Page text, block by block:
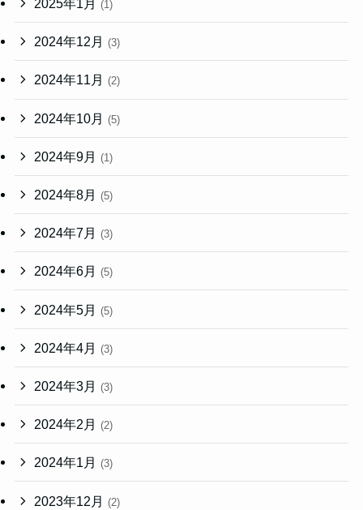
2025年1月 (1)
2024年12月 (3)
2024年11月 (2)
2024年10月 (5)
2024年9月 (1)
2024年8月 (5)
2024年7月 (3)
2024年6月 (5)
2024年5月 (5)
2024年4月 (3)
2024年3月 (3)
2024年2月 (2)
2024年1月 (3)
2023年12月 (2)